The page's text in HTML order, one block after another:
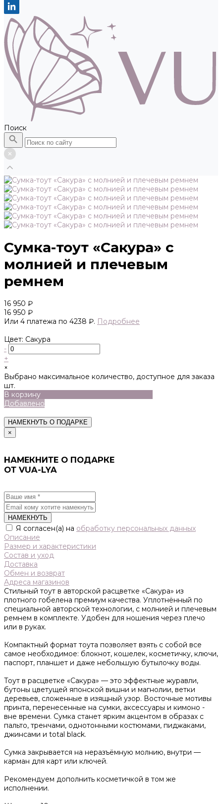
Поиск
Сумка-тоут «Сакура» с
молнией и плечевым
ремнем
16 950 ₽
16 950 ₽
Или 4 платежа по 4238 ₽. Подробнее
Цвет: Сакура
-
+
×
Выбрано максимальное количество, доступное для заказа
шт.
В корзину
Добавлено
НАМЕКНУТЬ О ПОДАРКЕ
×
НАМЕКНИТЕ О ПОДАРКЕ
ОТ VUA-LYA
НАМЕКНУТЬ
Я согласен(а) на обработку персональных данных
Описание
Размер и характеристики
Состав и уход
Доставка
Обмен и возврат
Адреса магазинов
Стильный тоут в авторской расцветке «Сакура» из
плотного гобелена премиум качества. Уплотнённый по
специальной авторской технологии, с молнией и плечевым
ремнем в комплекте. Удобен для ношения через плечо
или в руках.
Компактный формат тоута позволяет взять с собой все
самое необходимое: блокнот, кошелек, косметичку, ключи,
паспорт, планшет и даже небольшую бутылочку воды.
Тоут в расцветке «Сакура» — это эффектные журавли,
бутоны цветущей японской вишни и магнолии, ветки
деревьев, сложенные в изящный узор. Восточные мотивы
принта, перенесенные на сумки, аксессуары и кимоно -
вне времени. Сумка станет ярким акцентом в образах с
пальто, тренчами, однотонными костюмами, пиджаками,
джинсами и total black.
Сумка закрывается на неразъёмную молнию, внутри —
карман для карт или ключей.
Рекомендуем дополнить косметичкой в том же
исполнении.